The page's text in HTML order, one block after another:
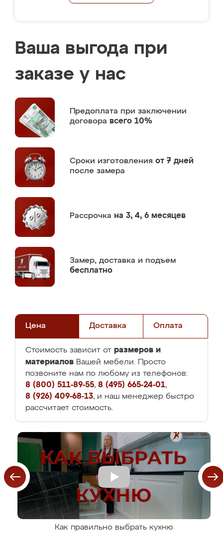
Ваша выгода при
заказе у нас
Предоплата при заключении
договора всего 10%
Сроки изготовления от 7 дней
после замера
Рассрочка на 3, 4, 6 месяцев
Замер, доставка и подъем
бесплатно
Цена Доставка Оплата
Стоимость зависит от размеров и
материалов Вашей мебели. Просто
позвоните нам по любому из телефонов:
8 (800) 511-89-55, 8 (495) 665-24-01,
8 (926) 409-68-13, и наш менеджер быстро
рассчитает стоимость.
Как правильно выбрать кухню